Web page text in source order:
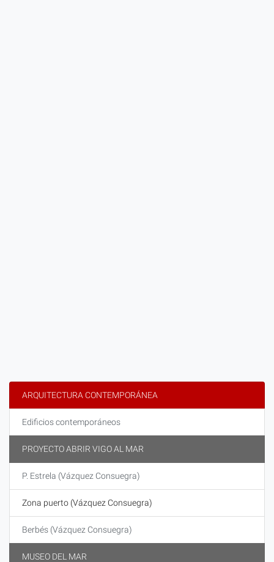
ARQUITECTURA CONTEMPORÁNEA
Edificios contemporáneos
PROYECTO ABRIR VIGO AL MAR
P. Estrela (Vázquez Consuegra)
Zona puerto (Vázquez Consuegra)
Berbés (Vázquez Consuegra)
MUSEO DEL MAR